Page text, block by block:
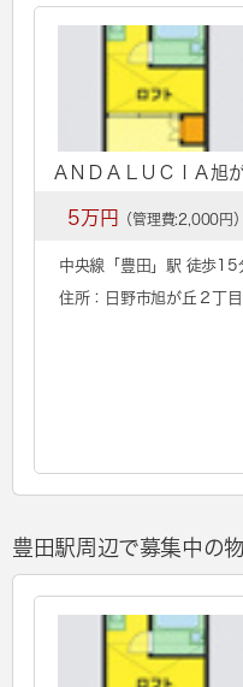
ＡＮＤＡＬＵＣＩＡ旭
5万円 （管理費:2,000円）
中央線「 豊田 」駅 徒歩15
住所：日野市旭が丘２丁目
豊田駅周辺で募集中の